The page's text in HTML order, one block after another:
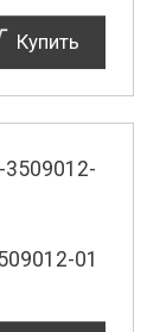
Купить
01